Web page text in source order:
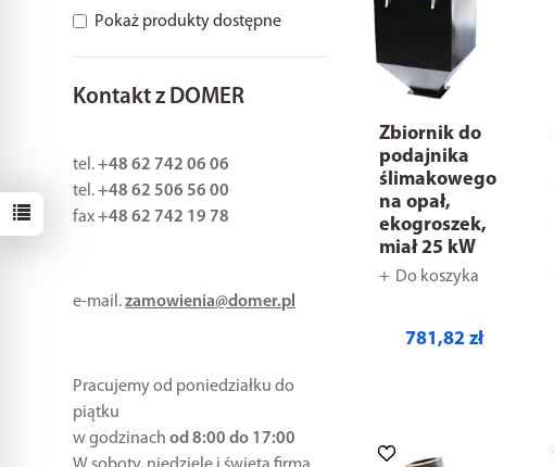
Zbiornik do
podajnika
ślimakowego
na opał,
ekogroszek,
miał 25 kW
Do koszyka
781,82 zł
Pokaż produkty dostępne
Kontakt z DOMER
tel.+48 62 742 06 06
tel.+48 62 506 56 00
fax+48 62 742 19 78
e-mail.zamowienia@domer.pl
Pracujemy od poniedziałku do
piątku
w godzinachod 8:00 do 17:00